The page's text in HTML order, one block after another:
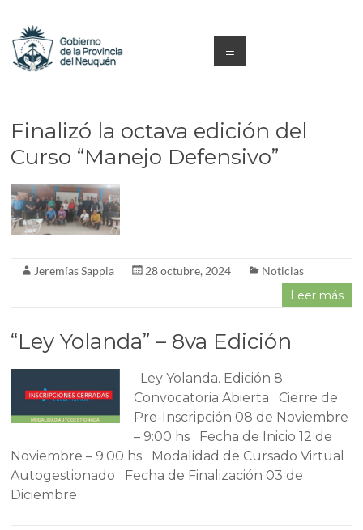
contenido
y
Formación
Neuquén
Menú
Finalizó la octava edición del
Curso “Manejo Defensivo”
Jeremías Sappia 28 octubre, 2024 Noticias
Leer más
“Ley Yolanda” – 8va Edición
Ley Yolanda. Edición 8.
Convocatoria Abierta Cierre de
Pre-Inscripción 08 de Noviembre
– 9:00 hs Fecha de Inicio 12 de
Noviembre – 9:00 hs Modalidad de Cursado Virtual
Autogestionado Fecha de Finalización 03 de
Diciembre